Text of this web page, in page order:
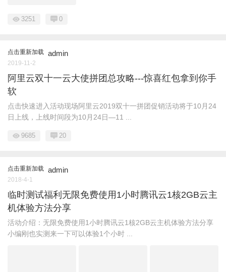
3251 0
点击重新加载 admin
2019-11-2
阿里云双十一云大使拼团总攻略---惊喜红包拿到你手
软
点击快速进入活动现场阿里云2019双十一拼团促销活动将于10月24
日上线，上线时间段为10月24日—11 ...
9685 20
点击重新加载 admin
2018-4-1
临时测试福利无限免费使用1小时腾讯云1核2GB云主
机体验方法分享
活动介绍：无限免费使用1小时腾讯云1核2GB云主机体验方法分享
小编刚也实测来一下可以体验1个小时 ...